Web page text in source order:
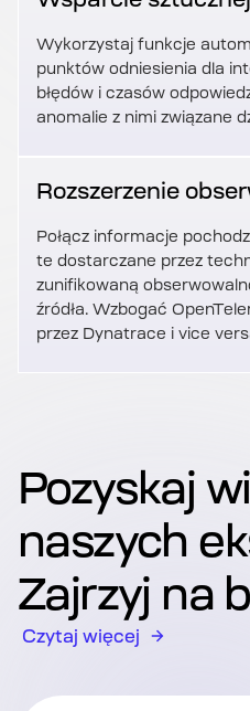
Wykorzystaj funkcje
punktów odniesienia dla
błędów i czasów
anomalie z nimi związane
Rozszerzenie
Połącz informacje
te dostarczane przez
zunifikowaną
źródła. Wzbogać
przez Dynatrace i vice
Pozyskaj
naszych
Zajrzyj na
Czytaj więcej